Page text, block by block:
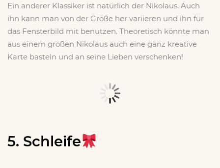
Ein anderer Klassiker ist natürlich der Nikolaus. Auch
ihn kann man von der Größe her variieren und ihn für
das Fensterbild mit benutzen. Theoretisch könnte man
aus einem großen Nikolaus auch eine ganz kreative
Karte basteln und an seine Lieben verschenken!
5. Schleife